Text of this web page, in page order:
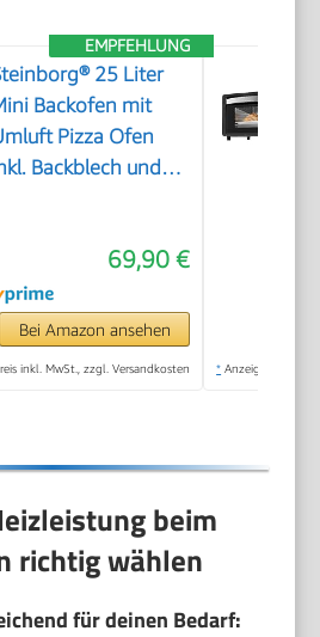
EMPFEHLUNG
25 Liter
Backofen mit
Pizza Ofen
Backblech und
69,90 €
Bei Amazon ansehen
inkl. MwSt., zzgl. Versandkosten * Anzeige
beim
richtig wählen
für deinen Bedarf: